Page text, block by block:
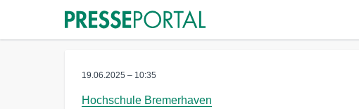
19.06.2025 – 10:35
Hochschule Bremerhaven